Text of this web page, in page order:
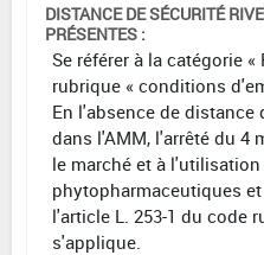
DISTANCE DE SÉCURITÉ
PRÉSENTES :
Se référer à la catégorie «
rubrique « conditions
En l'absence de
dans l'AMM, l'arrêté du 4
le marché et à
phytopharmaceutiques
l'article L. 253-1 du code
s'applique.